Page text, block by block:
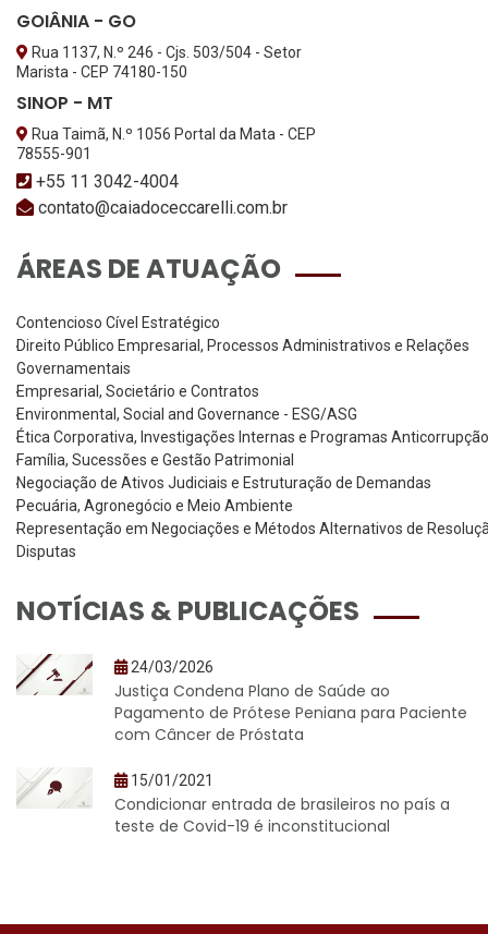
GOIÂNIA - GO
Rua 1137, N.º 246 - Cjs. 503/504 - Setor
Marista - CEP 74180-150
SINOP - MT
Rua Taimã, N.º 1056 Portal da Mata - CEP
78555-901
+55 11 3042-4004
contato@caiadoceccarelli.com.br
ÁREAS DE ATUAÇÃO
Contencioso Cível Estratégico
Direito Público Empresarial, Processos Administrativos e Relações
Governamentais
Empresarial, Societário e Contratos
Environmental, Social and Governance - ESG/ASG
Ética Corporativa, Investigações Internas e Programas Anticorrupção
Família, Sucessões e Gestão Patrimonial
Negociação de Ativos Judiciais e Estruturação de Demandas
Pecuária, Agronegócio e Meio Ambiente
Representação em Negociações e Métodos Alternativos de
Disputas
NOTÍCIAS & PUBLICAÇÕES
24/03/2026
Justiça Condena Plano de Saúde ao
Pagamento de Prótese Peniana para Paciente
com Câncer de Próstata
15/01/2021
Condicionar entrada de brasileiros no país a
teste de Covid-19 é inconstitucional